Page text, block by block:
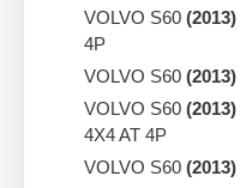
VOLVO S60 (2013)
4P
VOLVO S60 (2013)
VOLVO S60 (2013)
4X4 AT 4P
VOLVO S60 (2013)